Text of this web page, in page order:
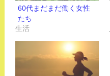
60代まだまだ働く女性
たち
生活